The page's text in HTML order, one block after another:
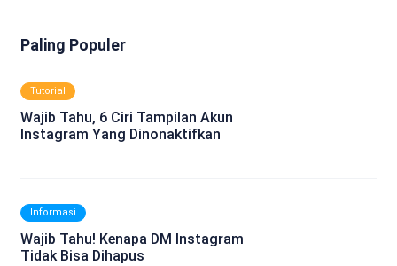
Paling Populer
Tutorial
Wajib Tahu, 6 Ciri Tampilan Akun
Instagram Yang Dinonaktifkan
Informasi
Wajib Tahu! Kenapa DM Instagram
Tidak Bisa Dihapus